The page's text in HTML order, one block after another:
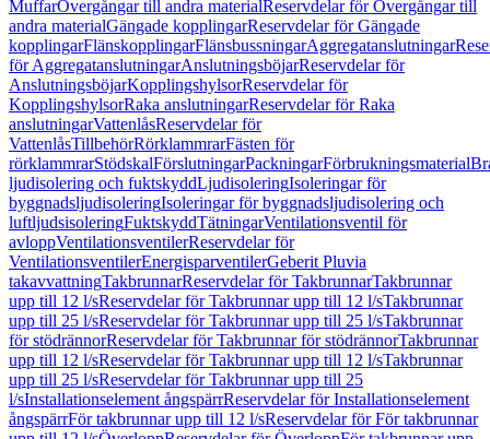
MuffarÖvergångar till andra materialReservdelar för Övergångar till
andra materialGängade kopplingarReservdelar för Gängade
kopplingarFlänskopplingarFlänsbussningarAggregatanslutningar
för AggregatanslutningarAnslutningsböjarReservdelar för
AnslutningsböjarKopplingshylsorReservdelar för
KopplingshylsorRaka anslutningarReservdelar för Raka
anslutningarVattenlåsReservdelar för
VattenlåsTillbehörRörklammrarFästen för
rörklammrarStödskalFörslutningarPackningarFörbrukningsmaterial
ljudisolering och fuktskyddLjudisoleringIsoleringar för
byggnadsljudisoleringIsoleringar för byggnadsljudisolering och
luftljudsisoleringFuktskyddTätningarVentilationsventil för
avloppVentilationsventilerReservdelar för
VentilationsventilerEnergisparventilerGeberit Pluvia
takavvattningTakbrunnarReservdelar för TakbrunnarTakbrunnar
upp till 12 l/sReservdelar för Takbrunnar upp till 12 l/sTakbrunnar
upp till 25 l/sReservdelar för Takbrunnar upp till 25 l/sTakbrunnar
för stödrännorReservdelar för Takbrunnar för stödrännorTakbrunnar
upp till 12 l/sReservdelar för Takbrunnar upp till 12 l/sTakbrunnar
upp till 25 l/sReservdelar för Takbrunnar upp till 25
l/sInstallationselement ångspärrReservdelar för Installationselement
ångspärrFör takbrunnar upp till 12 l/sReservdelar för För takbrunnar